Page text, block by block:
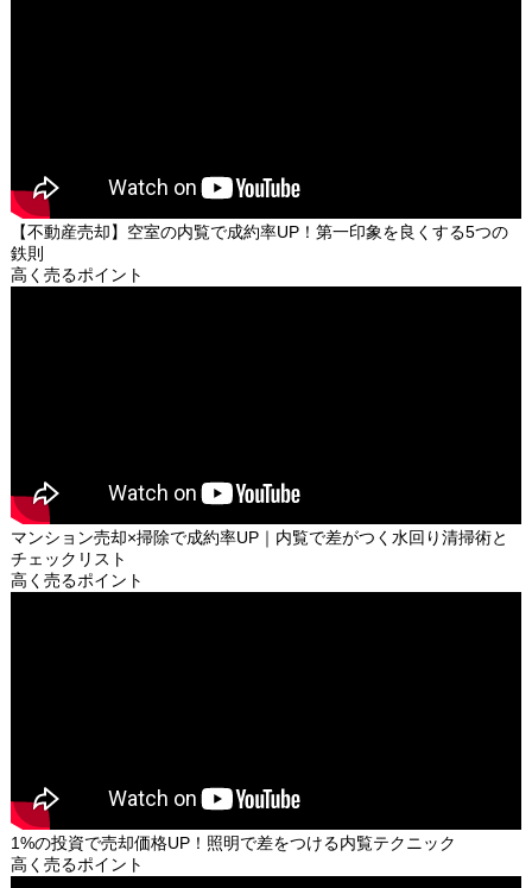
【不動産売却】空室の内覧で成約率UP！第一印象を良くする5つの
鉄則
高く売るポイント
マンション売却×掃除で成約率UP｜内覧で差がつく水回り清掃術と
チェックリスト
高く売るポイント
1%の投資で売却価格UP！照明で差をつける内覧テクニック
高く売るポイント